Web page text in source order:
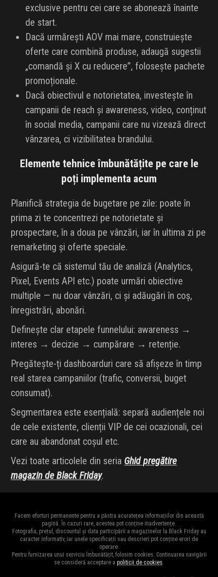
exclusive pentru cei care se abonează înainte
de start.
Dacă urmărești AOV mai mare, construiește
oferte care combină produse, adaugă sugestii
„comandă și X cu reducere”, folosește pachete
promoționale.
Dacă obiectivul e notorietatea, investește în
campanii de reach și awareness, video, conținut
în social media, campanii care nu vizează direct
vânzarea, ci vizibilitatea brandului.
Elemente tehnice îmbunătățite pe care le
poți implementa acum
Planifică strategia de bugetare pe zile: poate în
prima zi te concentrezi pe notorietate și
prospectare, în a doua pe vânzări, iar în ultima zi pe
remarketing și oferte speciale.
Asigură-te că sistemul tău de analiză (Analytics,
Pixel, Events API etc.) poate urmări obiective
multiple — nu doar vânzări, ci și adăugări în coș,
înregistrări, abonări.
Definește clar etapele funnelului: awareness →
interes → decizie → cumpărare → retenție.
Pregătește-ți dashboarduri care să afișeze în timp
real starea campaniilor (trafic, conversii, buget
consumat).
Segmentarea este esențială: separă audiențele noi
de cele existente, clienții VIP de cei ocazionali, cei
care au abandonat coșul etc.
Vezi toate articolele din seria Ghid pregătire
magazin de Black Friday.
Facem eforturi permanente pentru a păstra acuratețea informațiilor din această
pagină. În cazuri rare, acestea pot conține inadvertențe.
Fotografia, prețul, discountul și data participării a magazinelor la Black Friday au
caracter informativ, iar unele specificații sau descrieri pot conține erori de
operare.
Pentru furnizarea unui serviciu îmbunătățit, folosim cookies. Continuarea navigării
se consideră acceptare a politicii de cookies.